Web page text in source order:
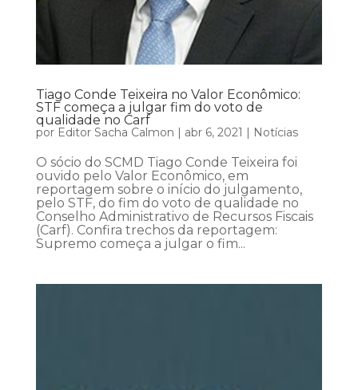
Tiago Conde Teixeira no Valor Econômico:
STF começa a julgar fim do voto de
qualidade no Carf
por Editor Sacha Calmon | abr 6, 2021 | Notícias
O sócio do SCMD Tiago Conde Teixeira foi
ouvido pelo Valor Econômico, em
reportagem sobre o início do julgamento,
pelo STF, do fim do voto de qualidade no
Conselho Administrativo de Recursos Fiscais
(Carf). Confira trechos da reportagem:
Supremo começa a julgar o fim...